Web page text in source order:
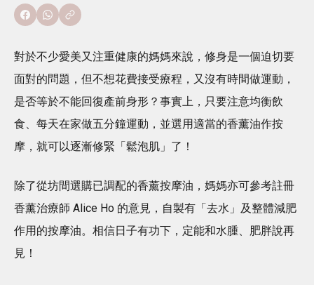
對於不少愛美又注重健康的媽媽來說，修身是一個迫切要
面對的問題，但不想花費接受療程，又沒有時間做運動，
是否等於不能回復產前身形？事實上，只要注意均衡飲
食、每天在家做五分鐘運動，並選用適當的香薰油作按
摩，就可以逐漸修緊「鬆泡肌」了！
除了從坊間選購已調配的香薰按摩油，媽媽亦可參考註冊
香薰治療師 Alice Ho 的意見，自製有「去水」及整體減肥
作用的按摩油。相信日子有功下，定能和水腫、肥胖說再
見！